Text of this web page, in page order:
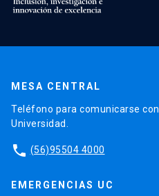
MESA CENTRAL
Teléfono para comunicarse
Universidad.
phone (56)95504 4000
EMERGENCIAS UC